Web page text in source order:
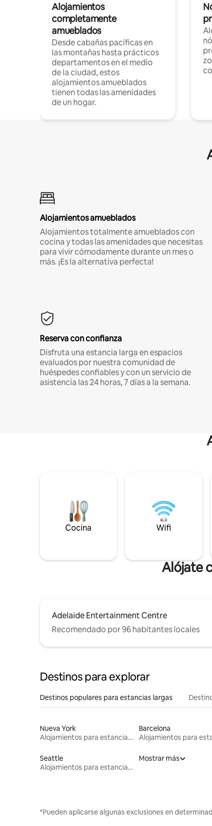
Alojamientos
completamente
amueblados
Desde cabañas pacíficas en
las montañas hasta prácticos
departamentos en el medio
de la ciudad, estos
alojamientos amueblados
tienen todas las amenidades
de un hogar.
Alojamientos amueblados
Alojamientos totalmente amueblados con
cocina y todas las amenidades que necesitas
para vivir cómodamente durante un mes o
más. ¡Es la alternativa perfecta!
Reserva con confianza
Disfruta una estancia larga en espacios
evaluados por nuestra comunidad de
huéspedes confiables y con un servicio de
asistencia las 24 horas, 7 días a la semana.
Cocina Wifi
Alójate
Adelaide Entertainment Centre
Recomendado por 96 habitantes locales
Destinos para explorar
Destinos populares para estancias largas
Nueva York
Alojamientos para estancias largas
Barcelona
Seattle
Alojamientos para estancias largas
Mostrar más
*Pueden aplicarse algunas exclusiones en